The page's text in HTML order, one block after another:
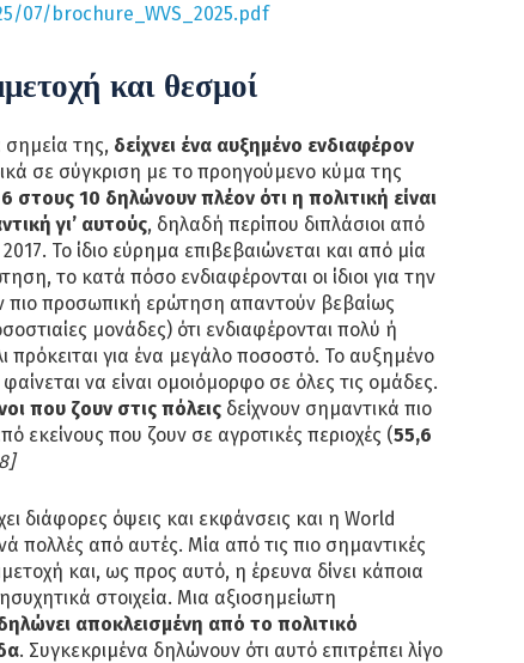
07/brochure_WVS_2025.pdf
και θεσμοί
της, δείχνει ένα αυξημένο ενδιαφέρον
σε σύγκριση με το προηγούμενο κύμα της
6 στους 10 δηλώνουν πλέον ότι η πολιτική είναι
γι’ αυτούς, δηλαδή περίπου διπλάσιοι από
Το ίδιο εύρημα επιβεβαιώνεται και από μία
το κατά πόσο ενδιαφέρονται οι ίδιοι για την
πιο προσωπική ερώτηση απαντούν βεβαίως
μονάδες) ότι ενδιαφέρονται πολύ ή
πρόκειται για ένα μεγάλο ποσοστό. Το αυξημένο
να είναι ομοιόμορφο σε όλες τις ομάδες.
που ζουν στις πόλεις δείχνουν σημαντικά πιο
εκείνους που ζουν σε αγροτικές περιοχές (55,6
διάφορες όψεις και εκφάνσεις και η World
πολλές από αυτές. Μία από τις πιο σημαντικές
και, ως προς αυτό, η έρευνα δίνει κάποια
στοιχεία. Μια αξιοσημείωτη
αποκλεισμένη από το πολιτικό
. Συγκεκριμένα δηλώνουν ότι αυτό επιτρέπει λίγο